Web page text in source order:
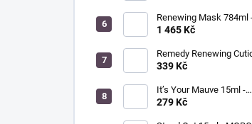
Renewing Mask 784ml
ORLYPRO - detoxikační
1 465 Kč
Remedy Renewing
15ml - MORGAN
nehtů
339 Kč
It’s Your Mauve 15ml -
MORGAN TAYLOR - lak
279 Kč